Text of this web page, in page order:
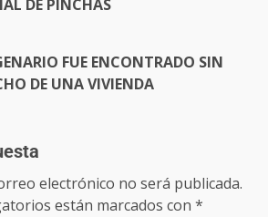
DE PINCHAS
FUE ENCONTRADO SIN
DE UNA VIVIENDA
electrónico no será publicada.
están marcados con *